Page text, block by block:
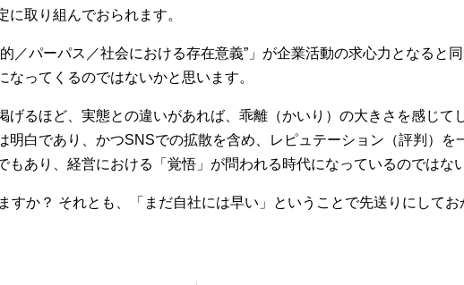
取り組んでおられます。
／パーパス／社会における存在意義”」が企業活動の求心力となると
ってくるのではないかと思います。
げるほど、実態との違いがあれば、乖離（かいり）の大きさを感じて
明白であり、かつSNSでの拡散を含め、レピュテーション（評判）を
もあり、経営における「覚悟」が問われる時代になっているのではな
すか？ それとも、「まだ自社には早い」ということで先送りにして